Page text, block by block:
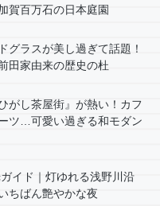
賀百万石の日本庭園
グラスが美し過ぎて話題！
田家由来の歴史の杜
がし茶屋街』が熱い！カフ
ツ…可愛い過ぎる和モダン
イド｜灯ゆれる浅野川沿
ちばん艶やかな夜